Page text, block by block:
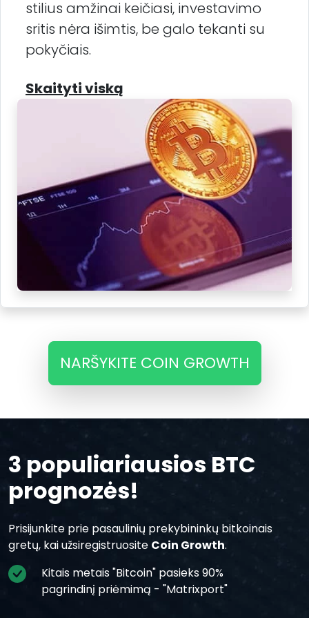
stilius amžinai keičiasi, investavimo
sritis nėra išimtis, be galo tekanti su
pokyčiais.
Skaityti viską
NARŠYKITE COIN GROWTH
3 populiariausios BTC
prognozės!
Prisijunkite prie pasaulinių prekybininkų bitkoinais
gretų, kai užsiregistruosite Coin Growth.
Kitais metais "Bitcoin" pasieks 90%
pagrindinį priėmimą - "Matrixport"